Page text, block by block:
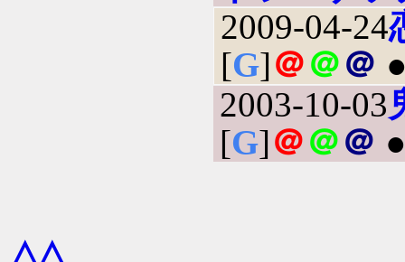
2009-04-24
[G]＠＠＠
2003-10-03
[G]＠＠＠
△△